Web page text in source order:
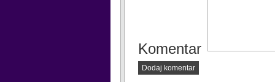
Komentar
Dodaj komentar